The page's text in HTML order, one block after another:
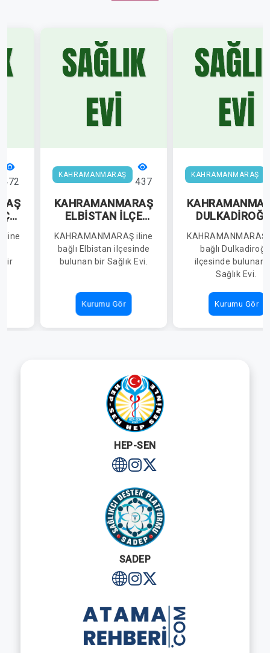
472
iline
bir
KAHRAMANMARAŞ
437
KAHRAMANMARAŞ
ELBİSTAN İLÇE
MÜDÜRLÜĞÜ GEÇİT
SAĞLIK EVİ
KAHRAMANMARAŞ iline
bağlı Elbistan ilçesinde
bulunan bir Sağlık Evi.
Kurumu Gör
KAHRAMANMARAŞ
MÜDÜRLÜĞÜ
BUDAKLI
EVİ
KAHRAMANMARAŞ
bağlı
ilçesinde bulunan
Sağlık Evi.
Kurumu Gör
HEP-SEN
SADEP